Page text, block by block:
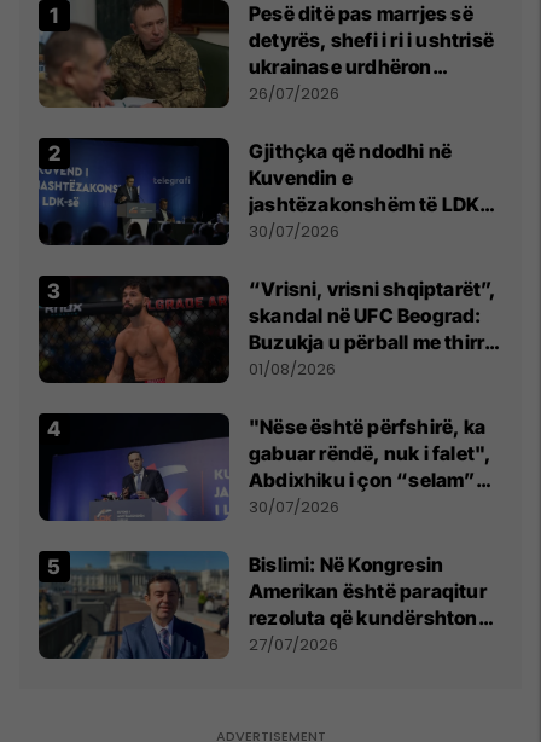
Pesë ditë pas marrjes së
detyrës, shefi i ri i ushtrisë
ukrainase urdhëron
kontroll të madh
26/07/2026
Gjithçka që ndodhi në
Kuvendin e
jashtëzakonshëm të LDK-
së
30/07/2026
“Vrisni, vrisni shqiptarët”,
skandal në UFC Beograd:
Buzukja u përball me thirrje
anti-shqiptare nga
01/08/2026
"Nëse është përfshirë, ka
gabuar rëndë, nuk i falet",
Abdixhiku i çon “selam”
Përparim Ramës
30/07/2026
Bislimi: Në Kongresin
Amerikan është paraqitur
rezoluta që kundërshton
mbajtjen e Asamblesë
27/07/2026